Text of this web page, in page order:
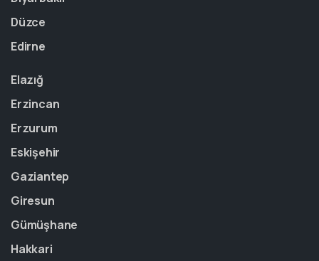
Düzce
Edirne
Elazığ
Erzincan
Erzurum
Eskişehir
Gaziantep
Giresun
Gümüşhane
Hakkari